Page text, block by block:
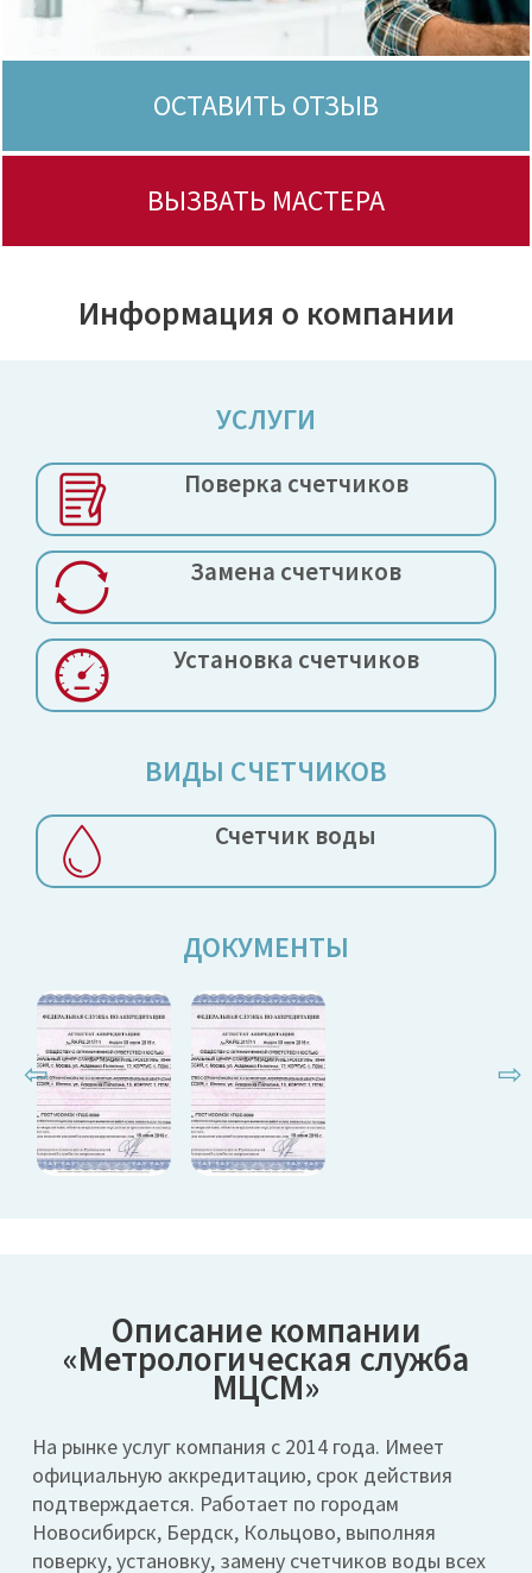
ОСТАВИТЬ ОТЗЫВ
ВЫЗВАТЬ МАСТЕРА
Информация о компании
УСЛУГИ
Поверка счетчиков
Замена счетчиков
Установка счетчиков
ВИДЫ СЧЕТЧИКОВ
Счетчик воды
ДОКУМЕНТЫ
⇦ ⇨
Описание компании
«Метрологическая служба
МЦСМ»
На рынке услуг компания с 2014 года. Имеет
официальную аккредитацию, срок действия
подтверждается. Работает по городам
Новосибирск, Бердск, Кольцово, выполняя
поверку, установку, замену счетчиков воды всех